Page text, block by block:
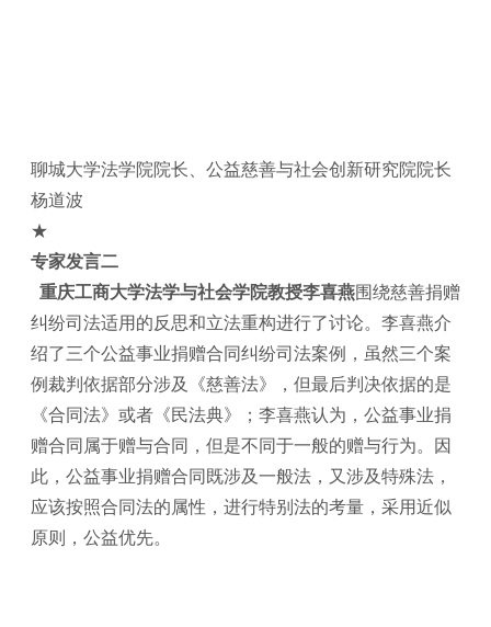
聊城大学法学院院长、公益慈善与社会创新研究院院长
杨道波
★
专家发言二
重庆工商大学法学与社会学院教授李喜燕围绕慈善捐赠
纠纷司法适用的反思和立法重构进行了讨论。李喜燕介
绍了三个公益事业捐赠合同纠纷司法案例，虽然三个案
例裁判依据部分涉及《慈善法》，但最后判决依据的是
《合同法》或者《民法典》；李喜燕认为，公益事业捐
赠合同属于赠与合同，但是不同于一般的赠与行为。因
此，公益事业捐赠合同既涉及一般法，又涉及特殊法，
应该按照合同法的属性，进行特别法的考量，采用近似
原则，公益优先。